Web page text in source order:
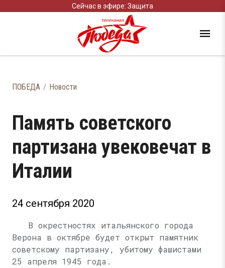
Сейчас в эфире: Защита
ПОБЕДА Новости
Память советского
партизана увековечат в
Италии
24 сентября 2020
В окрестностях итальянского города
Верона в октябре будет открыт памятник
советскому партизану, убитому фашистами
25 апреля 1945 года.